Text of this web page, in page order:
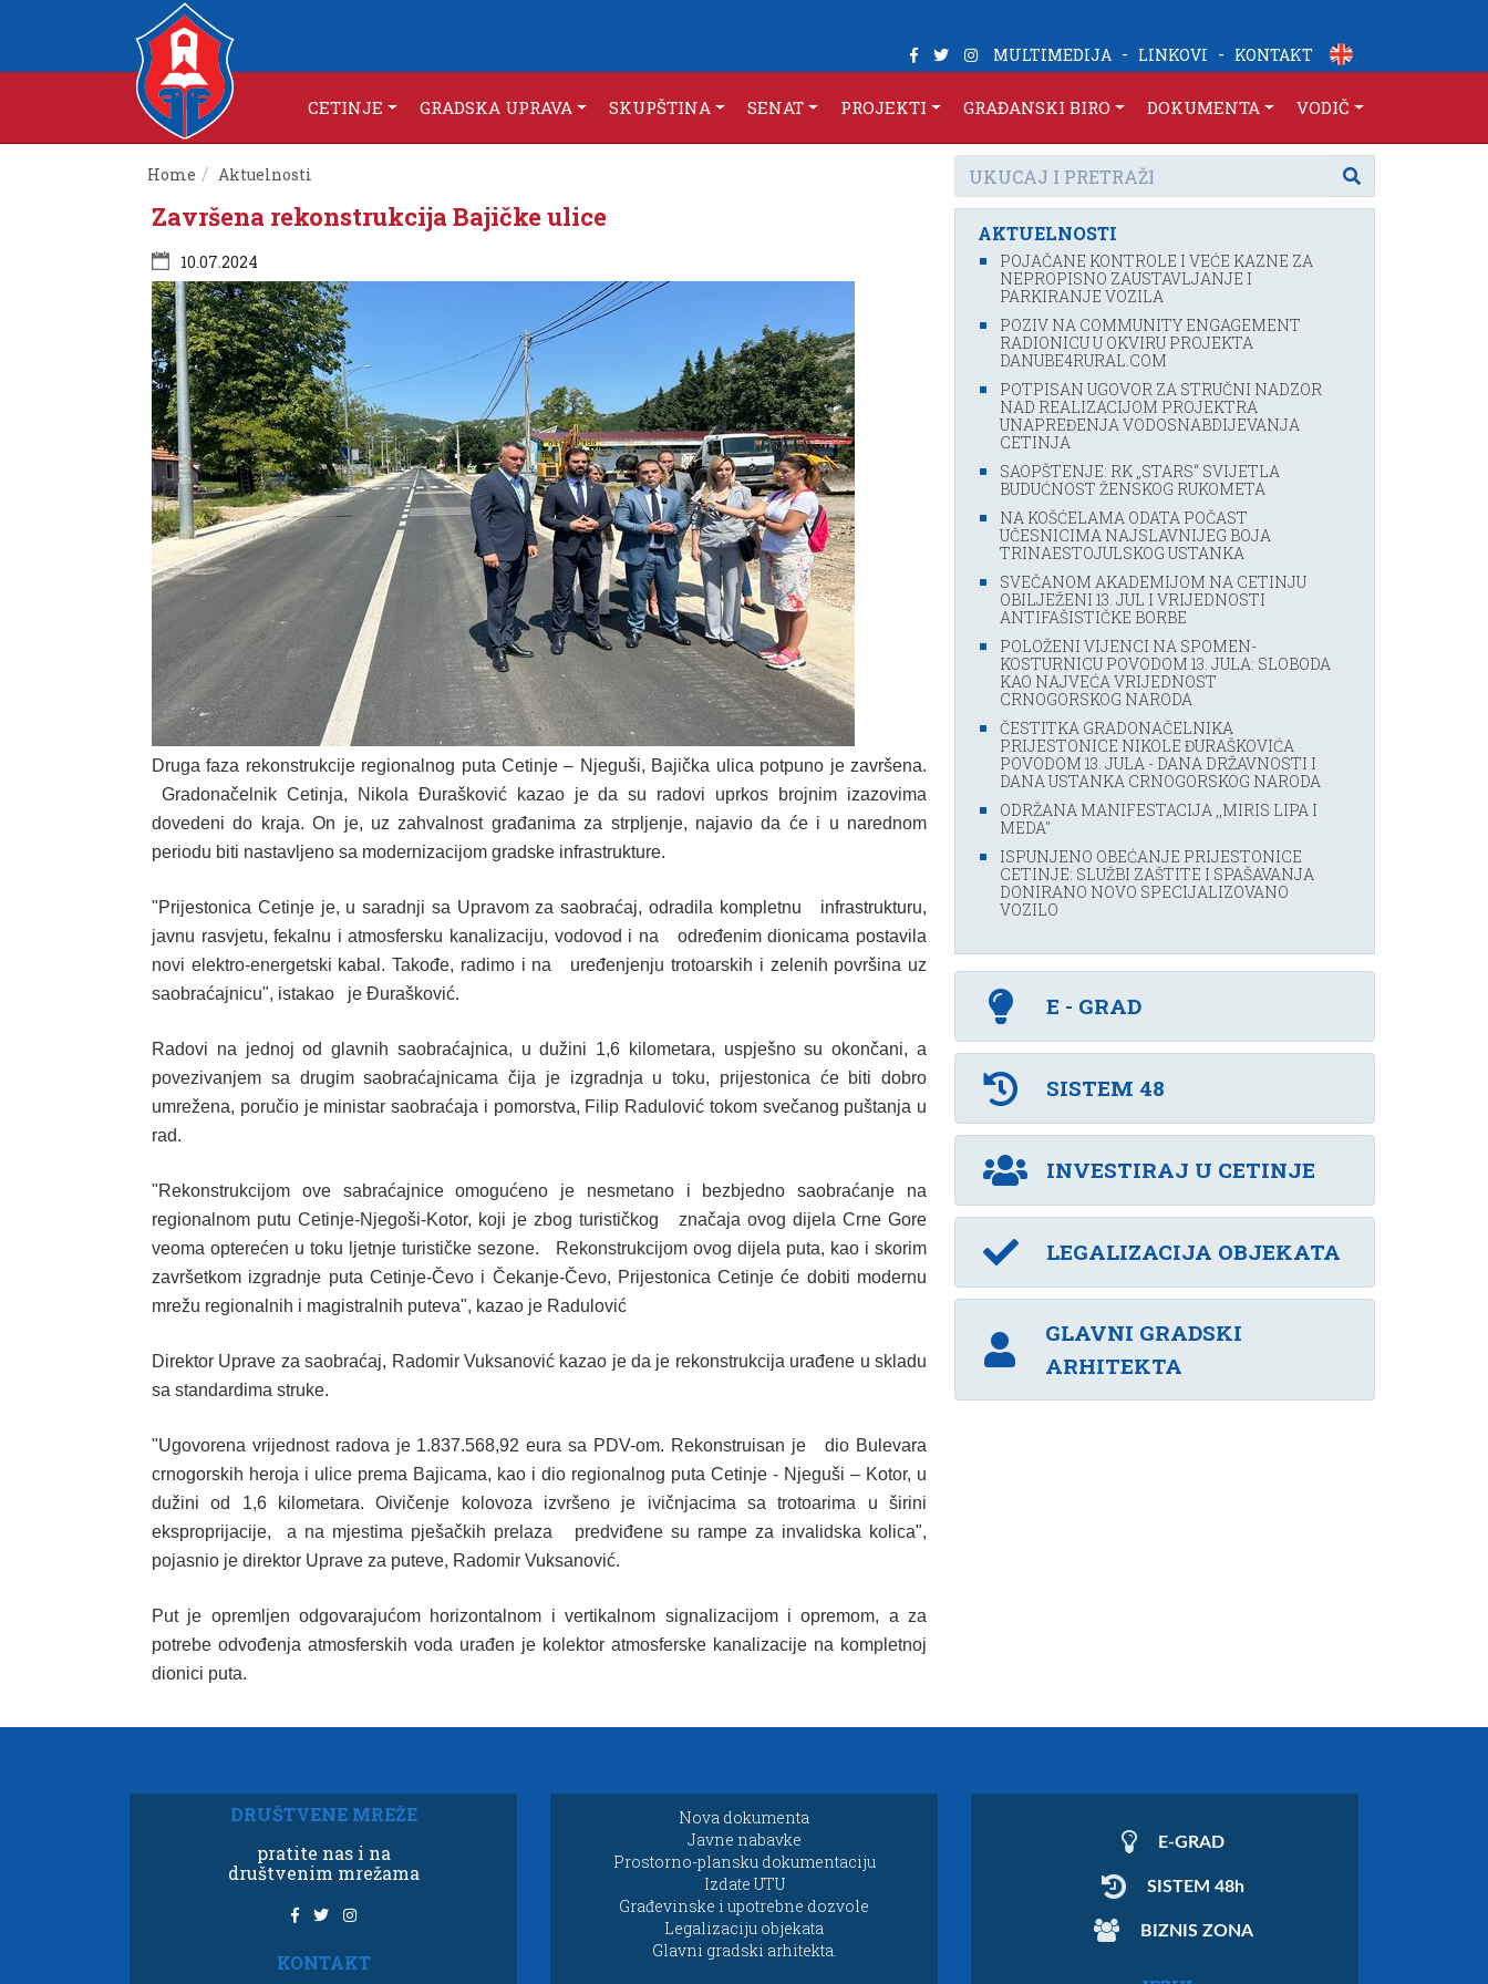
MULTIMEDIJA - LINKOVI - KONTAKT
CETINJE GRADSKA UPRAVA SKUPŠTINA SENAT PROJEKTI GRAĐANSKI BIRO DOKUMENTA VODIČ
Home Aktuelnosti
Završena rekonstrukcija Bajičke ulice
10.07.2024
Druga faza rekonstrukcije regionalnog puta Cetinje – Njeguši, Bajička ulica potpuno je završena.
Gradonačelnik Cetinja, Nikola Đurašković kazao je da su radovi uprkos brojnim izazovima
dovedeni do kraja. On je, uz zahvalnost građanima za strpljenje, najavio da će i u narednom
periodu biti nastavljeno sa modernizacijom gradske infrastrukture.
"Prijestonica Cetinje je, u saradnji sa Upravom za saobraćaj, odradila kompletnu infrastrukturu,
javnu rasvjetu, fekalnu i atmosfersku kanalizaciju, vodovod i na određenim dionicama postavila
novi elektro-energetski kabal. Takođe, radimo i na uređenjenju trotoarskih i zelenih površina uz
saobraćajnicu", istakao je Đurašković.
Radovi na jednoj od glavnih saobraćajnica, u dužini 1,6 kilometara, uspješno su okončani, a
povezivanjem sa drugim saobraćajnicama čija je izgradnja u toku, prijestonica će biti dobro
umrežena, poručio je ministar saobraćaja i pomorstva, Filip Radulović tokom svečanog puštanja u
rad.
"Rekonstrukcijom ove sabraćajnice omogućeno je nesmetano i bezbjedno saobraćanje na
regionalnom putu Cetinje-Njegoši-Kotor, koji je zbog turističkog značaja ovog dijela Crne Gore
veoma opterećen u toku ljetnje turističke sezone. Rekonstrukcijom ovog dijela puta, kao i skorim
završetkom izgradnje puta Cetinje-Čevo i Čekanje-Čevo, Prijestonica Cetinje će dobiti modernu
mrežu regionalnih i magistralnih puteva", kazao je Radulović
Direktor Uprave za saobraćaj, Radomir Vuksanović kazao je da je rekonstrukcija urađene u skladu
sa standardima struke.
"Ugovorena vrijednost radova je 1.837.568,92 eura sa PDV-om. Rekonstruisan je dio Bulevara
crnogorskih heroja i ulice prema Bajicama, kao i dio regionalnog puta Cetinje - Njeguši – Kotor, u
dužini od 1,6 kilometara. Oivičenje kolovoza izvršeno je ivičnjacima sa trotoarima u širini
eksproprijacije, a na mjestima pješačkih prelaza predviđene su rampe za invalidska kolica",
pojasnio je direktor Uprave za puteve, Radomir Vuksanović.
Put je opremljen odgovarajućom horizontalnom i vertikalnom signalizacijom i opremom, a za
potrebe odvođenja atmosferskih voda urađen je kolektor atmosferske kanalizacije na kompletnoj
dionici puta.
AKTUELNOSTI
POJAČANE KONTROLE I VEĆE KAZNE ZA
NEPROPISNO ZAUSTAVLJANJE I
PARKIRANJE VOZILA
POZIV NA COMMUNITY ENGAGEMENT
RADIONICU U OKVIRU PROJEKTA
DANUBE4RURAL.COM
POTPISAN UGOVOR ZA STRUČNI NADZOR
NAD REALIZACIJOM PROJEKTRA
UNAPREĐENJA VODOSNABDIJEVANJA
CETINJA
SAOPŠTENJE: RK „STARS“ SVIJETLA
BUDUĆNOST ŽENSKOG RUKOMETA
NA KOŠĆELAMA ODATA POČAST
UČESNICIMA NAJSLAVNIJEG BOJA
TRINAESTOJULSKOG USTANKA
SVEČANOM AKADEMIJOM NA CETINJU
OBILJEŽENI 13. JUL I VRIJEDNOSTI
ANTIFAŠISTIČKE BORBE
POLOŽENI VIJENCI NA SPOMEN-
KOSTURNICU POVODOM 13. JULA: SLOBODA
KAO NAJVEĆA VRIJEDNOST
CRNOGORSKOG NARODA
ČESTITKA GRADONAČELNIKA
PRIJESTONICE NIKOLE ĐURAŠKOVIĆA
POVODOM 13. JULA - DANA DRŽAVNOSTI I
DANA USTANKA CRNOGORSKOG NARODA
ODRŽANA MANIFESTACIJA ,,MIRIS LIPA I
MEDA''
ISPUNJENO OBEĆANJE PRIJESTONICE
CETINJE: SLUŽBI ZAŠTITE I SPAŠAVANJA
DONIRANO NOVO SPECIJALIZOVANO
VOZILO
E - GRAD
SISTEM 48
INVESTIRAJ U CETINJE
LEGALIZACIJA OBJEKATA
GLAVNI GRADSKI
ARHITEKTA
DRUŠTVENE MREŽE
pratite nas i na
društvenim mrežama
KONTAKT
Nova dokumenta
Javne nabavke
Prostorno-plansku dokumentaciju
Izdate UTU
Građevinske i upotrebne dozvole
Legalizaciju objekata
Glavni gradski arhitekta.
E-GRAD
SISTEM 48h
BIZNIS ZONA